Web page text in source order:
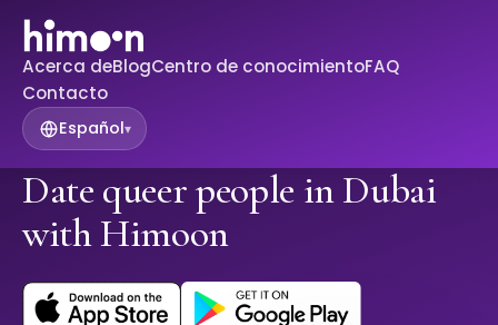
Acerca deBlogCentro de conocimientoFAQ
Contacto
Español▾
Date queer people in Dubai
with Himoon